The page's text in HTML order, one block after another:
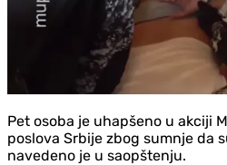
Pet osoba je uhapšeno u akciji
poslova Srbije zbog sumnje da
navedeno je u saopštenju.